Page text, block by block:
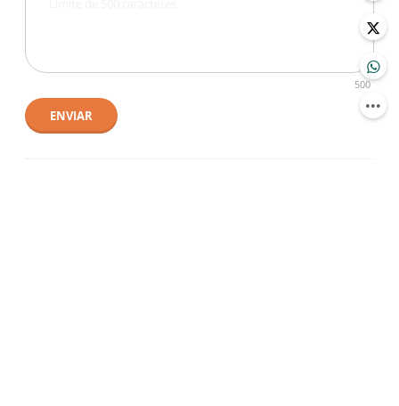
500
ENVIAR